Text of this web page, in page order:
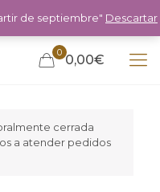
0 0,00€
cerrada
a atender pedidos
de septiembre" Descartar